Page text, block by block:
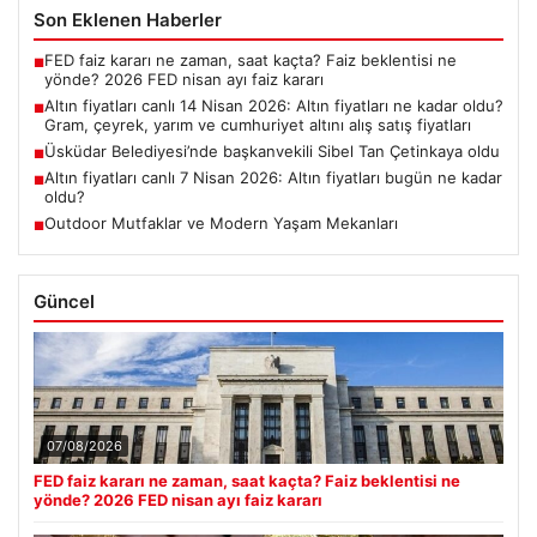
Son Eklenen Haberler
■FED faiz kararı ne zaman, saat kaçta? Faiz beklentisi ne
yönde? 2026 FED nisan ayı faiz kararı
■Altın fiyatları canlı 14 Nisan 2026: Altın fiyatları ne kadar oldu?
Gram, çeyrek, yarım ve cumhuriyet altını alış satış fiyatları
■Üsküdar Belediyesi’nde başkanvekili Sibel Tan Çetinkaya oldu
■Altın fiyatları canlı 7 Nisan 2026: Altın fiyatları bugün ne kadar
oldu?
■Outdoor Mutfaklar ve Modern Yaşam Mekanları
Güncel
07/08/2026
FED faiz kararı ne zaman, saat kaçta? Faiz beklentisi ne
yönde? 2026 FED nisan ayı faiz kararı